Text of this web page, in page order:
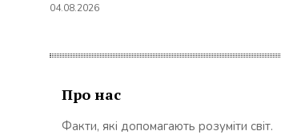
04.08.2026
Про нас
Факти, які допомагають розуміти світ.